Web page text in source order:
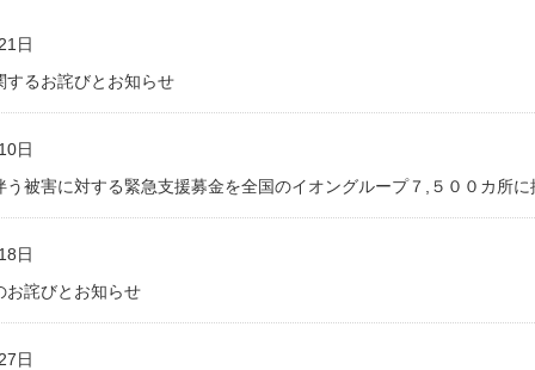
日
するお詫びとお知らせ
日
う被害に対する緊急支援募金を全国のイオングループ７,５００カ所
日
お詫びとお知らせ
日